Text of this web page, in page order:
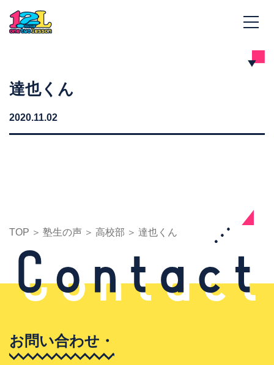
達也くん
2020.11.02
TOP 塾生の声 高校部 達也くん
お問い合わせ・